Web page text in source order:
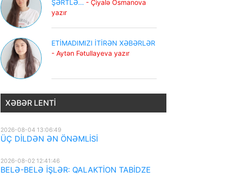
ŞƏRTLƏ... - Çiyalə Osmanova
yazır
ETİMADIMIZI İTİRƏN XƏBƏRLƏR
- Aytən Fətullayeva yazır
XƏBƏR LENTI
2026-08-04 13:06:49
ÜÇ DİLDƏN ƏN ÖNƏMLİSİ
2026-08-02 12:41:46
BELƏ-BELƏ İŞLƏR: QALAKTİON TABİDZE